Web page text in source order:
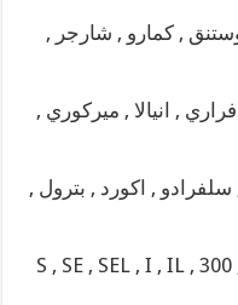
, كمارو , شارجر ,
, انيالا , ميركوري ,
سلفرادو , اكورد , بترول ,
S , SE , SEL , I , IL ,